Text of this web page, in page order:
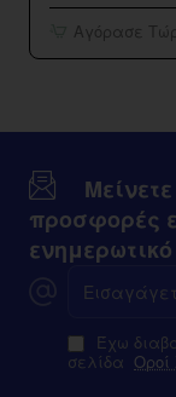
Kit
1100mah
4.5ml
Αγόρασε
προσφορές
email
Έχω
σελίδα Οροί